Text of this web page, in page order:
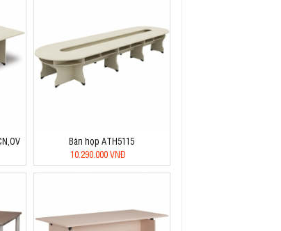
Bàn họp ATH5115
10.290.000 VNĐ